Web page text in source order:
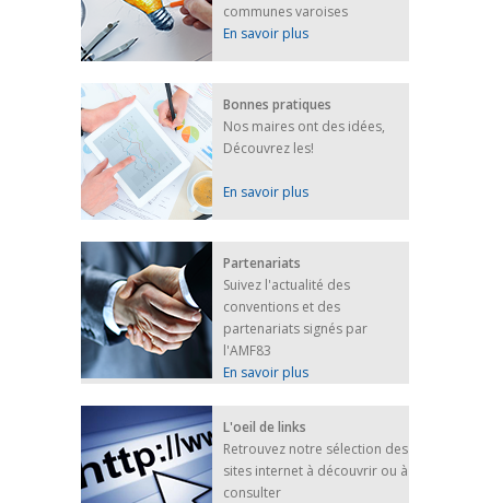
FEUILLETER
communes varoises
En savoir plus
Bonnes pratiques
Nos maires ont des idées,
Découvrez les!
En savoir plus
Partenariats
Suivez l'actualité des
conventions et des
partenariats signés par
l'AMF83
En savoir plus
L'oeil de links
Retrouvez notre sélection des
sites internet à découvrir ou à
consulter